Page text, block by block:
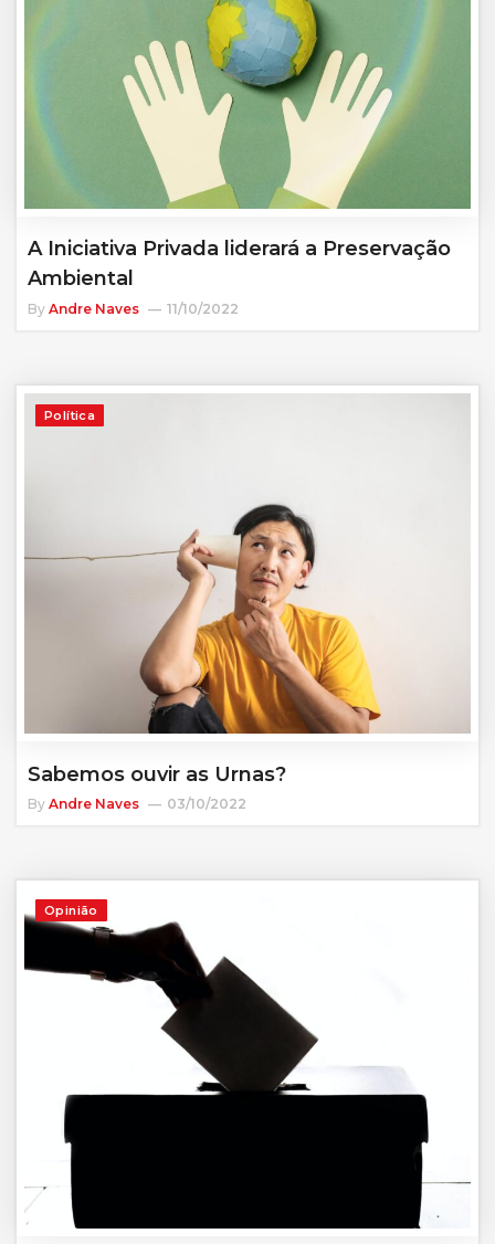
A Iniciativa Privada liderará a Preservação
Ambiental
By Andre Naves 11/10/2022
Política
Sabemos ouvir as Urnas?
By Andre Naves 03/10/2022
Opinião